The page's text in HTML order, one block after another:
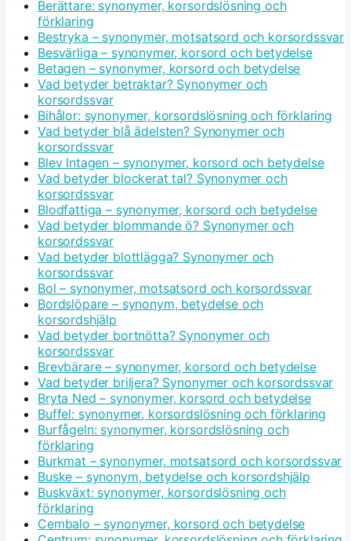
Berättare: synonymer, korsordslösning och
förklaring
Bestryka – synonymer, motsatsord och korsordssvar
Besvärliga – synonymer, korsord och betydelse
Betagen – synonymer, korsord och betydelse
Vad betyder betraktar? Synonymer och
korsordssvar
Bihålor: synonymer, korsordslösning och förklaring
Vad betyder blå ädelsten? Synonymer och
korsordssvar
Blev Intagen – synonymer, korsord och betydelse
Vad betyder blockerat tal? Synonymer och
korsordssvar
Blodfattiga – synonymer, korsord och betydelse
Vad betyder blommande ö? Synonymer och
korsordssvar
Vad betyder blottlägga? Synonymer och
korsordssvar
Bol – synonymer, motsatsord och korsordssvar
Bordslöpare – synonym, betydelse och
korsordshjälp
Vad betyder bortnötta? Synonymer och
korsordssvar
Brevbärare – synonymer, korsord och betydelse
Vad betyder briljera? Synonymer och korsordssvar
Bryta Ned – synonymer, korsord och betydelse
Buffel: synonymer, korsordslösning och förklaring
Burfågeln: synonymer, korsordslösning och
förklaring
Burkmat – synonymer, motsatsord och korsordssvar
Buske – synonym, betydelse och korsordshjälp
Buskväxt: synonymer, korsordslösning och
förklaring
Cembalo – synonymer, korsord och betydelse